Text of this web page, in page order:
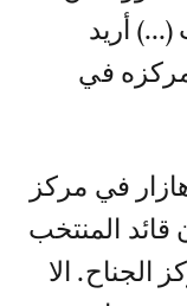
(...) أريد
في
في مركز
قائد المنتخب
الجناح. الا